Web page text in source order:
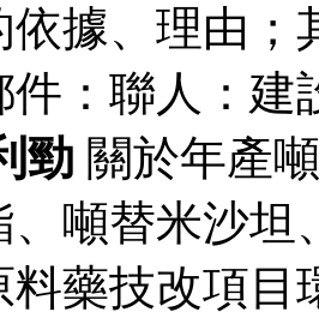
依據、理由
件：聯人：建
勁 關於年產
、噸替米沙坦
料藥技改項目